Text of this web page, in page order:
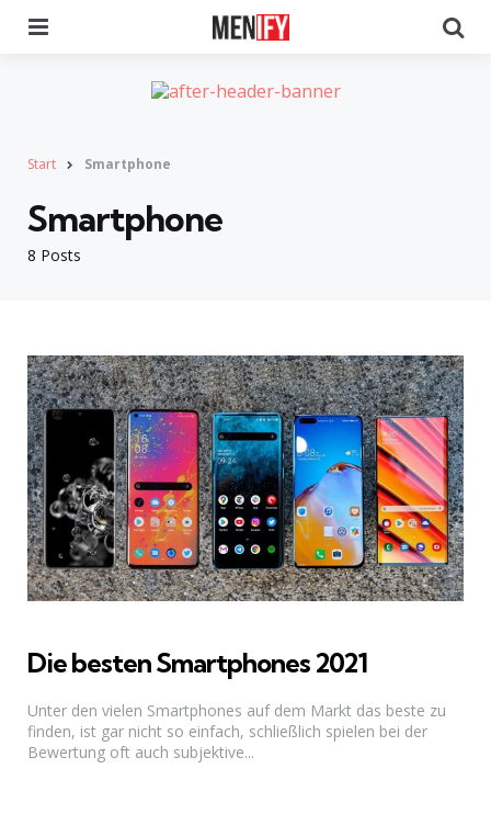
Start Smartphone
8 Posts
Smartphone
Die besten Smartphones 2021
Unter den vielen Smartphones auf dem Markt das beste zu
finden, ist gar nicht so einfach, schließlich spielen bei der
Bewertung oft auch subjektive...